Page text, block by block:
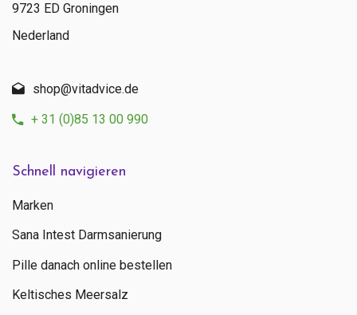
Schnell navigieren
Marken
Sana Intest Darmsanierung
Pille danach online bestellen
Keltisches Meersalz
9723 ED Groningen
Nederland
shop@vitadvice.de
+ 31 (0)85 13 00 990